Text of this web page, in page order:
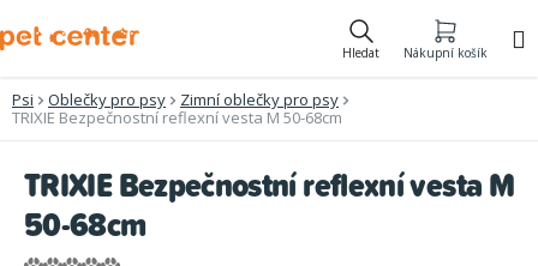
na
Hledat Nákupní košík
Psi Oblečky pro psy
Zimní oblečky pro psy
TRIXIE Bezpečnostní reflexní vesta M 50-68cm
TRIXIE Bezpečnostní reflexní vesta M
50-68cm